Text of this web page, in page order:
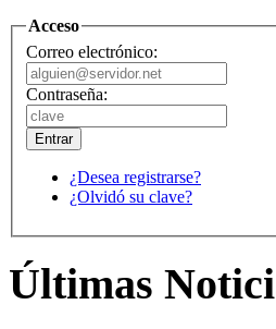
Acceso
Correo electrónico:
Contraseña:
¿Desea registrarse?
¿Olvidó su clave?
Últimas